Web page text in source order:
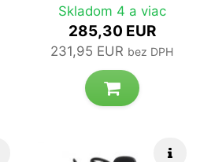
Skladom 4 a viac
285,30 EUR
231,95 EUR bez DPH